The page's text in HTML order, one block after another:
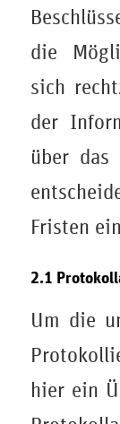
die
sich
der
über
Fristen
2.1
Um die
hier ein